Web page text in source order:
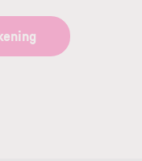
een voorbeeld